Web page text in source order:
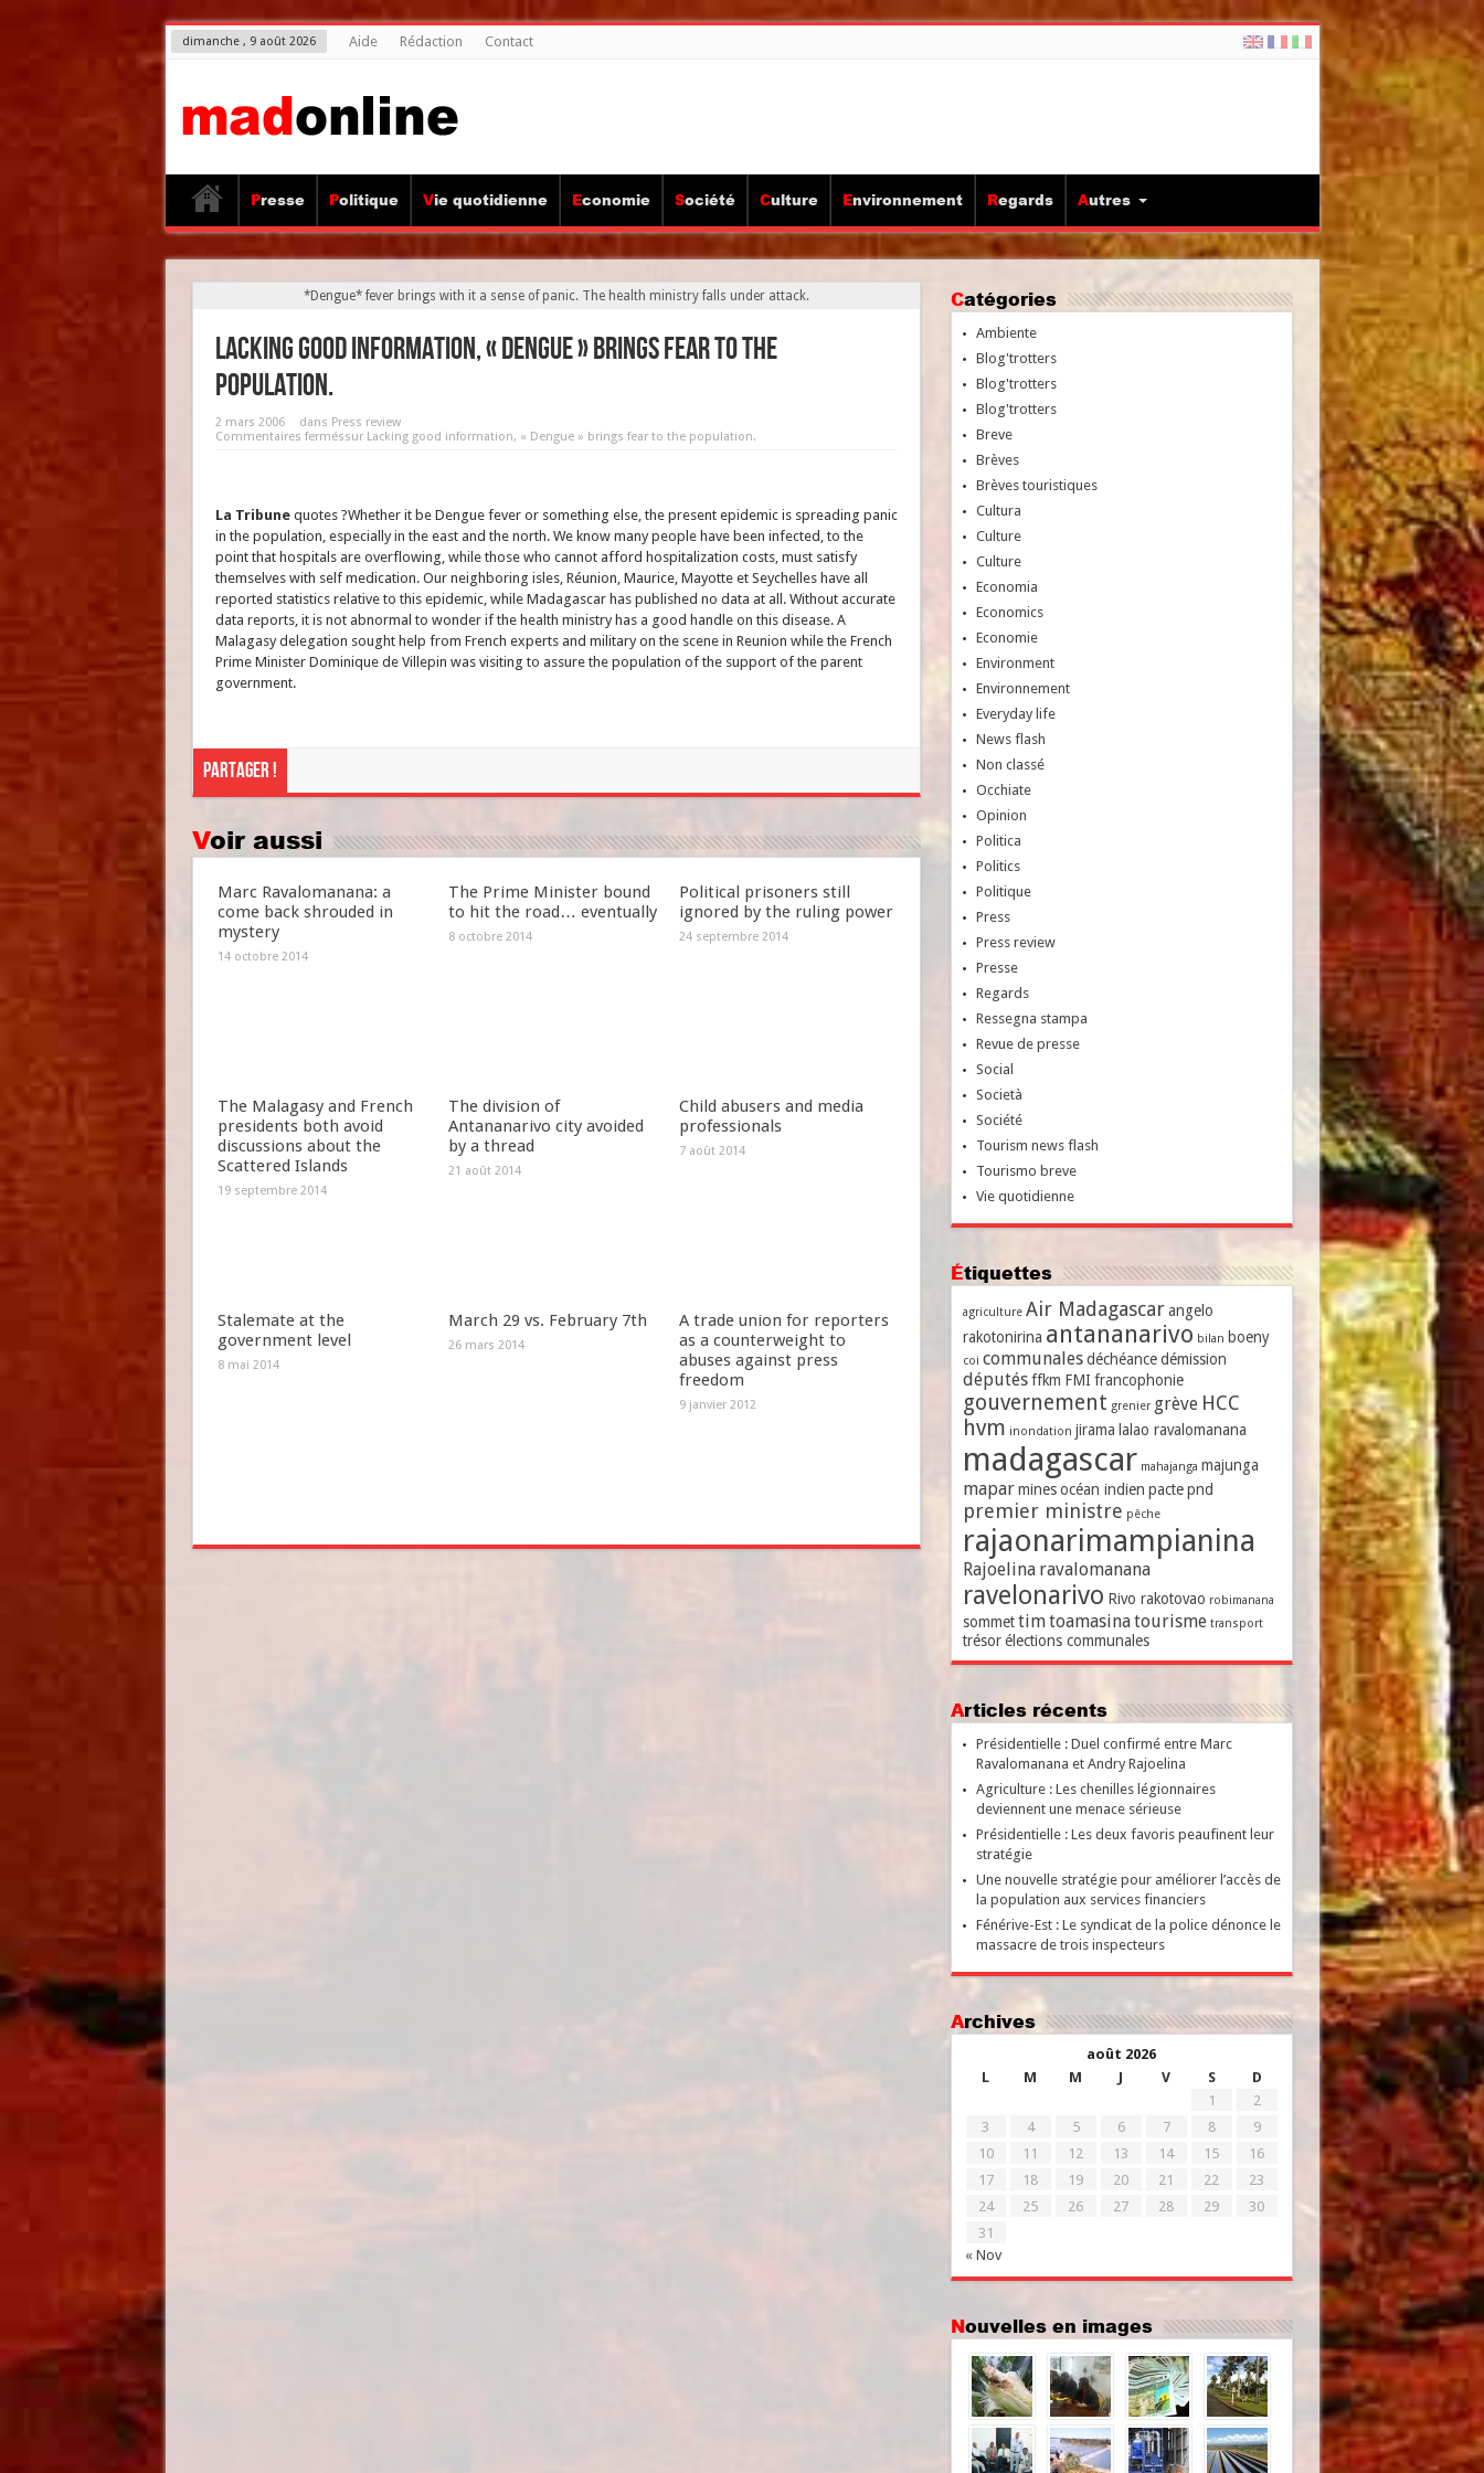
dimanche , 9 août 2026 Aide Rédaction Contact
Presse Politique Vie quotidienne Economie Société Culture Environnement Regards Autres
*Dengue* fever brings with it a sense of panic. The health ministry falls under attack.
Lacking good information, « Dengue » brings fear to the
population.
2 mars 2006 dans Press review
Commentaires ferméssur Lacking good information, « Dengue » brings fear to the population.
La Tribunequotes ?Whether it be Dengue fever or something else, the present epidemic is spreading panic
in the population, especially in the east and the north. We know many people have been infected, to the
point that hospitals are overflowing, while those who cannot afford hospitalization costs, must satisfy
themselves with self medication. Our neighboring isles, Réunion, Maurice, Mayotte et Seychelles have all
reported statistics relative to this epidemic, while Madagascar has published no data at all. Without accurate
data reports, it is not abnormal to wonder if the health ministry has a good handle on this disease. A
Malagasy delegation sought help from French experts and military on the scene in Reunion while the French
Prime Minister Dominique de Villepin was visiting to assure the population of the support of the parent
government.
Partager !
Voir aussi
Marc Ravalomanana: a
come back shrouded in
mystery
14 octobre 2014
The Prime Minister bound
to hit the road… eventually
8 octobre 2014
Political prisoners still
ignored by the ruling power
24 septembre 2014
The Malagasy and French
presidents both avoid
discussions about the
Scattered Islands
19 septembre 2014
The division of
Antananarivo city avoided
by a thread
21 août 2014
Child abusers and media
professionals
7 août 2014
Stalemate at the
government level
8 mai 2014
March 29 vs. February 7th
26 mars 2014
A trade union for reporters
as a counterweight to
abuses against press
freedom
9 janvier 2012
Catégories
Ambiente
Blog'trotters
Blog'trotters
Blog'trotters
Breve
Brèves
Brèves touristiques
Cultura
Culture
Culture
Economia
Economics
Economie
Environment
Environnement
Everyday life
News flash
Non classé
Occhiate
Opinion
Politica
Politics
Politique
Press
Press review
Presse
Regards
Ressegna stampa
Revue de presse
Social
Società
Société
Tourism news flash
Tourismo breve
Vie quotidienne
Étiquettes
agriculture Air Madagascar angelo
rakotonirina antananarivo bilan boeny
coi communales déchéance démission
députés ffkm FMI francophonie
gouvernement grenier grève HCC
hvm inondation jirama lalao ravalomanana
madagascar mahajanga majunga
mapar mines océan indien pacte pnd
premier ministre pêche
rajaonarimampianina
Rajoelina ravalomanana
ravelonarivo Rivo rakotovao robimanana
sommet timtoamasinatourisme transport
trésor élections communales
Articles récents
Présidentielle : Duel confirmé entre Marc
Ravalomanana et Andry Rajoelina
Agriculture : Les chenilles légionnaires
deviennent une menace sérieuse
Présidentielle : Les deux favoris peaufinent leur
stratégie
Une nouvelle stratégie pour améliorer l’accès de
la population aux services financiers
Fénérive-Est : Le syndicat de la police dénonce le
massacre de trois inspecteurs
Archives
août 2026
L
M M J V S D
« Nov
1
2
3
4 5 6 7 8
9
10
11 12 13 14 15
16
17
18 19 20 21 22
23
24
25 26 27 28 29
30
31
Nouvelles en images